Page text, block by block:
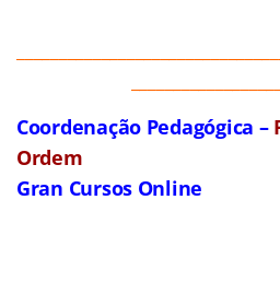
Coordenação Pedagógica –
Ordem
Gran Cursos Online